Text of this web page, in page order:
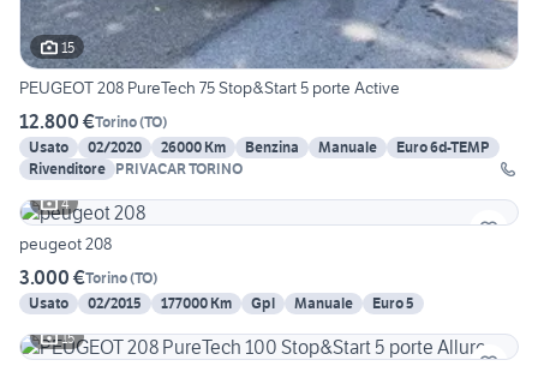
15
PEUGEOT 208 PureTech 75 Stop&Start 5 porte Active
12.800 €Torino(TO)
Usato
02/2020 26000 Km Benzina Manuale
Euro 6d-TEMP
Rivenditore PRIVACAR TORINO
4
peugeot 208
3.000 €Torino(TO)
Usato
02/2015 177000 Km Gpl Manuale
Euro 5
15